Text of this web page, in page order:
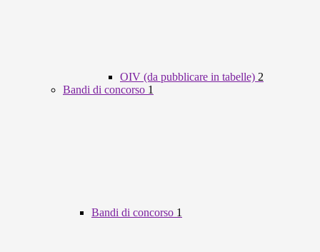
OIV (da pubblicare in tabelle) 2
Bandi di concorso 1
Bandi di concorso 1